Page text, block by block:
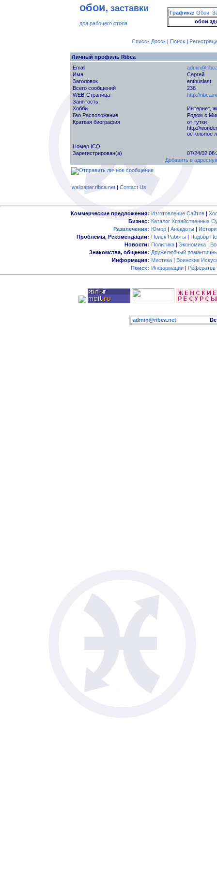
обои, заставки
для рабочего стола
Графика: Обои,
обои
Список Досок | Поиск |
Личный профиль Ribca
Email
Имя
Сергей
Заголовок
enthusiast
Всего сообщений
238
WEB-Страница
http://
Занятость
Хобби
Интернет,
Гео Расположение
Родом с
Краткая биография
от тутки
http://
остольное
Номер ICQ
Зарегистрирован(а)
07/24/02
Добавить в
wallpaper.ribca.net| Contact Us
Коммерческие предложения: Изготовление Сайтов |
Бизнес: Каталог Хозяйственных
Развлечения: Юмор | Анекдоты |
Проблемы, Рекомендации: Поиск Работы | Подбор
Новости: Политика | Экономика |
Знакомства, общение: Дружелюбный
Информация: Мистика | Воинские
Поиск: Информации | Рефератов
admin@ribca.net